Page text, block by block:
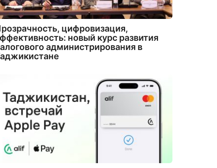
цифровизация,
новый курс развития
администрирования в